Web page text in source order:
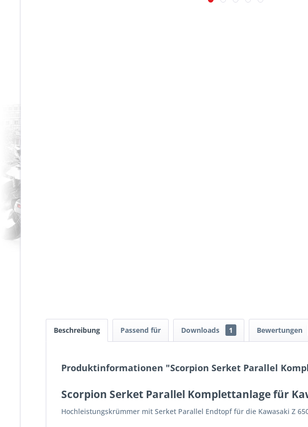
Beschreibung Passend für Downloads 1 Bewertungen
Produktinformationen "Scorpion Serket Parallel
Scorpion Serket Parallel Komplettanlage für
Hochleistungskrümmer mit Serket Parallel Endtopf für die Kawasaki Z